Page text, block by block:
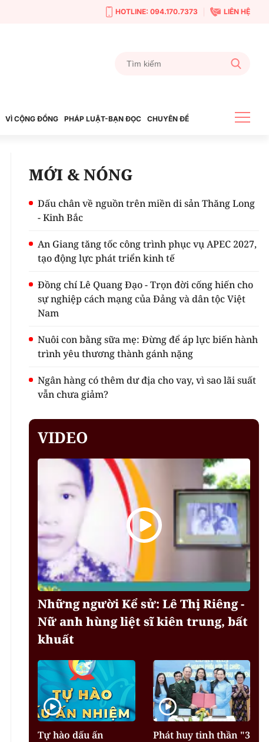
HOTLINE: 094.170.7373 LIÊN HỆ
VÌ CỘNG ĐỒNG PHÁP LUẬT-BẠN ĐỌC CHUYÊN ĐỀ
MỚI & NÓNG
Dấu chân về nguồn trên miền di sản Thăng Long
- Kinh Bắc
An Giang tăng tốc công trình phục vụ APEC 2027,
tạo động lực phát triển kinh tế
Đồng chí Lê Quang Đạo - Trọn đời cống hiến cho
sự nghiệp cách mạng của Đảng và dân tộc Việt
Nam
Nuôi con bằng sữa mẹ: Đừng để áp lực biến hành
trình yêu thương thành gánh nặng
Ngân hàng có thêm dư địa cho vay, vì sao lãi suất
vẫn chưa giảm?
VIDEO
Những người Kể sử: Lê Thị Riêng -
Nữ anh hùng liệt sĩ kiên trung, bất
khuất
Tự hào dấu ấn
Phát huy tinh thần "3